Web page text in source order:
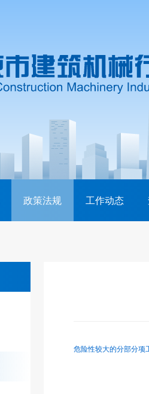
政策法规 工作动态
危险性较大的分部分项